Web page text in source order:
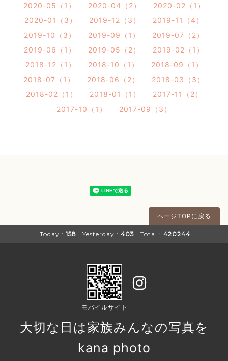
2020-05（1）
2020-04（2）
2020-02（1）
2020-01（3）
2019-12（3）
2019-11（4）
2019-10（3）
2019-09（1）
2019-07（2）
2019-06（1）
2019-05（2）
2019-02（1）
2018-12（1）
2018-10（1）
2018-09（1）
2018-07（1）
2018-06（2）
2018-03（3）
2018-02（1）
2018-01（1）
2017-11（2）
2017-10（1）
2017-09（3）
ページTOPに戻る
Today : 158 | Yesterday : 403 | Total : 420244
モバイルサイト
大切な日は家族みんなの写真を
kana photo